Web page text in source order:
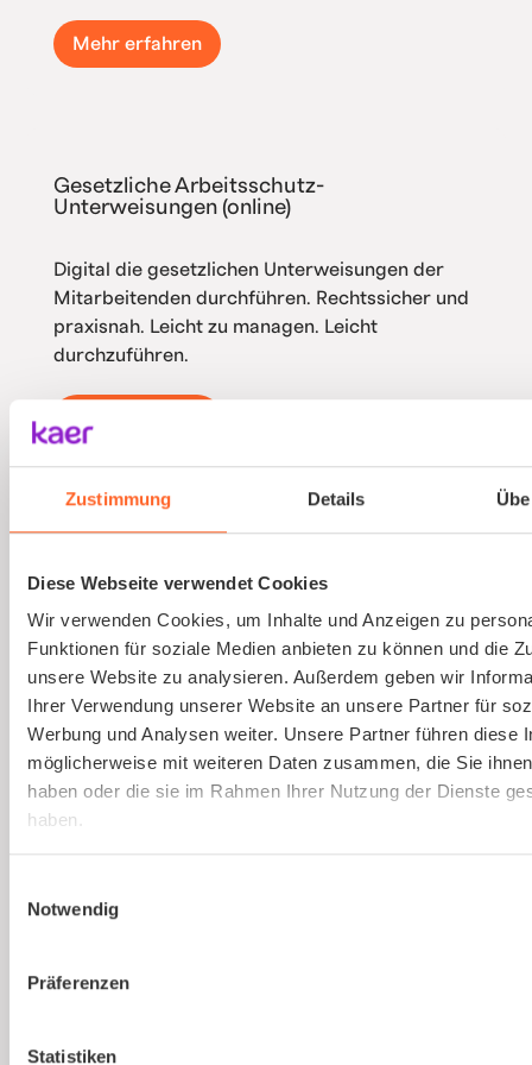
Zustimmung Details
Diese Webseite verwendet Cookies
Wir verwenden Cookies, um Inhalte und Anzeigen zu
Funktionen für soziale Medien anbieten zu können und die
unsere Website zu analysieren. Außerdem geben wir
Ihrer Verwendung unserer Website an unsere Partner für
Werbung und Analysen weiter. Unsere Partner führen diese
möglicherweise mit weiteren Daten zusammen, die Sie
haben oder die sie im Rahmen Ihrer Nutzung der Dienste
haben.
Notwendig
Präferenzen
Statistiken
Mehr erfahren
Gesetzliche Arbeitsschutz-
Unterweisungen (online)
Digital die gesetzlichen Unterweisungen der
Mitarbeitenden durchführen. Rechtssicher und
praxisnah. Leicht zu managen. Leicht
durchzuführen.
(virtuell)
Online und live die Ausbildung zum
Sicherheitsbeauftragten absolvieren. An nur
einem Tag. Strukturierte Schulung, praxisnah
und interessant.
Mehr erfahren